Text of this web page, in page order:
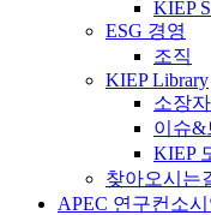
KIEP
ESG 경영
조직
KIEP Library
소장
이슈&
KIEP
찾아오시는
APEC 연구컨소시